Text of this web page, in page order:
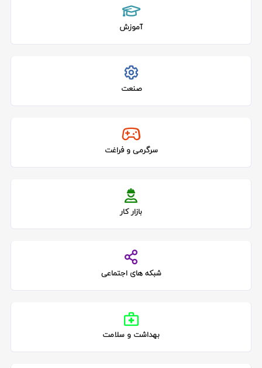
آموزش
صنعت
سرگرمی و فراغت
بازار کار
شبکه های اجتماعی
بهداشت و سلامت